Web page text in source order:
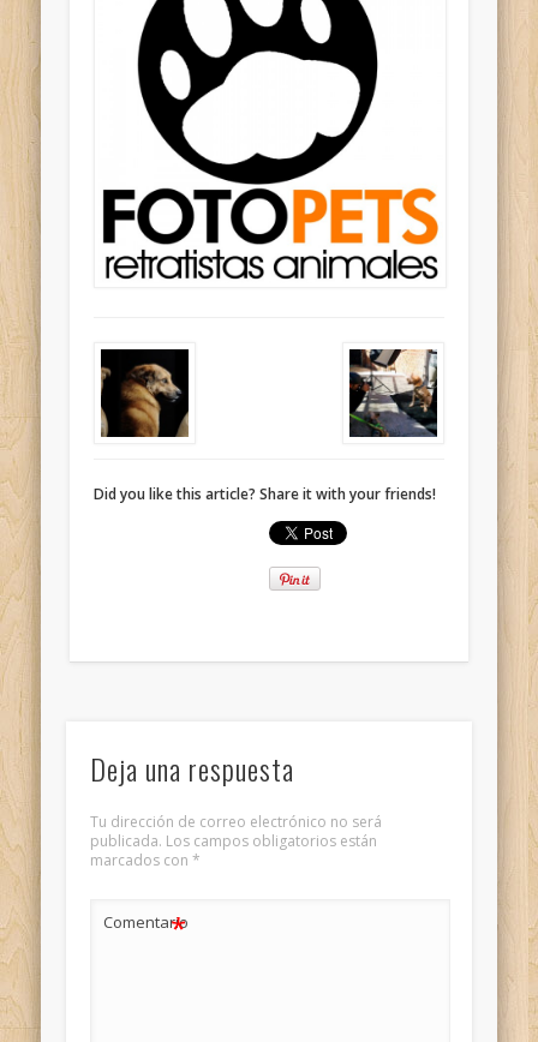
Did you like this article? Share it with your friends!
Deja una respuesta
Tu dirección de correo electrónico no será
publicada. Los campos obligatorios están
marcados con *
Comentario
*